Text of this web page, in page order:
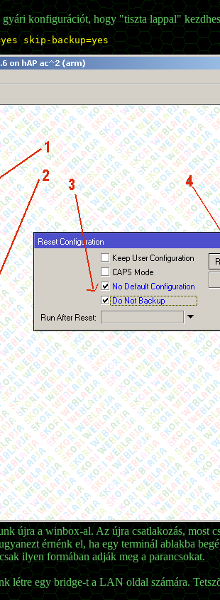
konfigurációt, hogy "tiszta lappal"
skip-backup=yes
újra a winbox-al. Az újra csatlakozás,
érnénk el, ha egy terminál ablakba
ilyen formában adják meg a parancsokat.
egy bridge-t a LAN oldal számára.